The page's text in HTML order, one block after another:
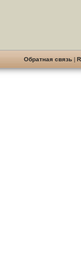
Обратная связь